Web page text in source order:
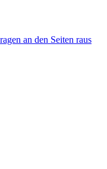
an den Seiten raus